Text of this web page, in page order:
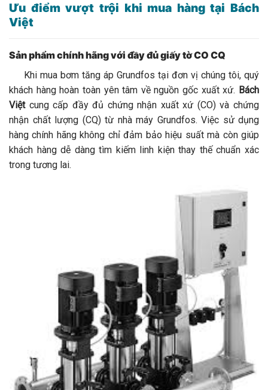
Ưu điểm vượt trội khi mua hàng tại Bách
Việt
Sản phẩm chính hãng với đầy đủ giấy tờ CO CQ
Khi mua bơm tăng áp Grundfos tại đơn vị chúng tôi, quý
khách hàng hoàn toàn yên tâm về nguồn gốc xuất xứ. Bách
Việtcung cấp đầy đủ chứng nhận xuất xứ (CO) và chứng
nhận chất lượng (CQ) từ nhà máy Grundfos. Việc sử dụng
hàng chính hãng không chỉ đảm bảo hiệu suất mà còn giúp
khách hàng dễ dàng tìm kiếm linh kiện thay thế chuẩn xác
trong tương lai.